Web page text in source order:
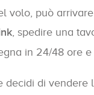
volo, può
, spedire una
in 24/48 ore
decidi di